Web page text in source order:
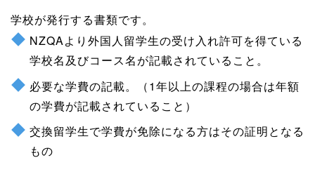
学校が発行する書類です。
NZQAより外国人留学生の受け入れ許可を得ている
学校名及びコース名が記載されていること。
必要な学費の記載。（1年以上の課程の場合は年額
の学費が記載されていること）
交換留学生で学費が免除になる方はその証明となる
もの